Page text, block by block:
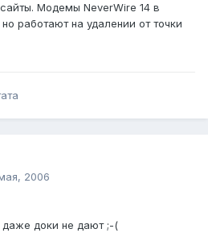
Модемы NeverWire 14 в
работают на удалении от точки
2006
даже доки не дают ;-(